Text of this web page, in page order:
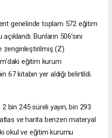
genelinde toplam 572 eğitim
Bunların 506’sını
zenginleştirilmiş (Z)
eğitim kurum
kitabın yer aldığı belirtildi.
bin 245 süreli yayın, bin 293
ve harita benzeri materyal
okul ve eğitim kurumu